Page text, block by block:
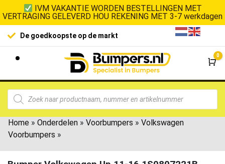
IVM VAKANTIE WORDEN BESTELLINGEN MET
VERTRAGING GELEVERD HOU REKENING MET 3-7 werkdagen
De goedkoopste op de markt
0
Home » Onderdelen » Voorbumpers » Volkswagen
Voorbumpers »